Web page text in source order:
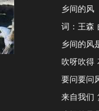
乡间的风
词：王森
乡间的风
吹呀吹得
要问要问
来自我们